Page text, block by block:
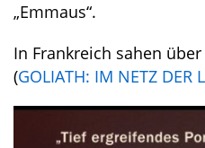
„Emmaus“.
In Frankreich sahen
(GOLIATH: IM NETZ DER